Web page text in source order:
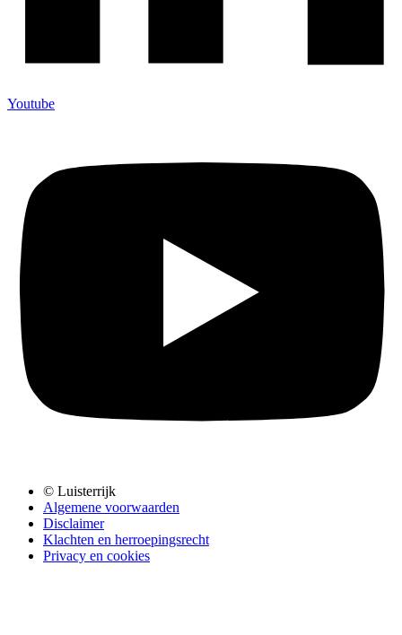
Youtube
© Luisterrijk
Algemene voorwaarden
Disclaimer
Klachten en herroepingsrecht
Privacy en cookies